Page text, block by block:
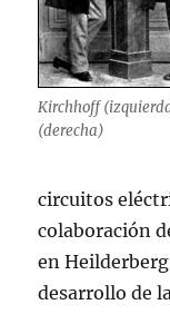
Kirchhoff
(derecha)
circuitos
colaboración
en
desarrollo de